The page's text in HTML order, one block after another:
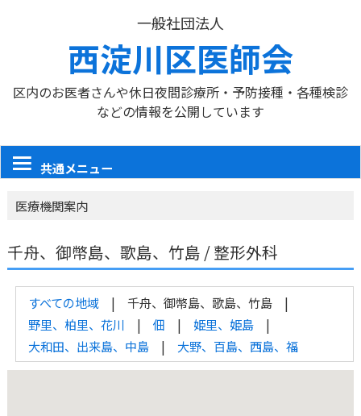
一般社団法人
西淀川区医師会
区内のお医者さんや休日夜間診療所・予防接種・各種検診
などの情報を公開しています
共通メニュー
医療機関案内
千舟、御幣島、歌島、竹島 / 整形外科
すべての地域
千舟、御幣島、歌島、竹島
野里、柏里、花川
佃
姫里、姫島
大和田、出来島、中島
大野、百島、西島、福